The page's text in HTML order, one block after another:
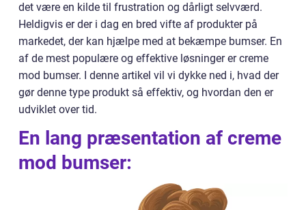
det være en kilde til frustration og dårligt selvværd.
Heldigvis er der i dag en bred vifte af produkter på
markedet, der kan hjælpe med at bekæmpe bumser. En
af de mest populære og effektive løsninger er creme
mod bumser. I denne artikel vil vi dykke ned i, hvad der
gør denne type produkt så effektiv, og hvordan den er
udviklet over tid.
En lang præsentation af creme
mod bumser: